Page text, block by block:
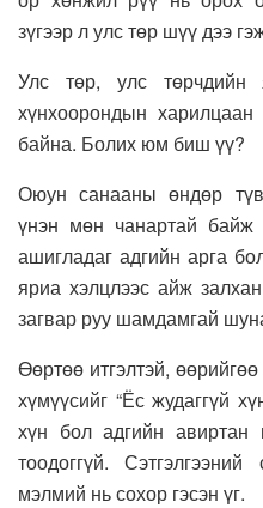
зүгээр л улс төр шүү дээ
Улс төр, улс төрчдийн
хүнхоорондын
байна. Болих юм биш үү?
Оюун санааны өндөр
үнэн мөн чанартай байж
ашигладаг адгийн арга
яриа хэлцлээс айж
загвар руу шамдамгай
Өөртөө итгэлтэй,
хүмүүсийг “Ёс жудаггүй
хүн бол адгийн авиртан
тоодоггүй.
мэлмий нь сохор гэсэн үг.